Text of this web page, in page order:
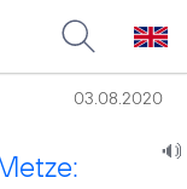
03.08.2020